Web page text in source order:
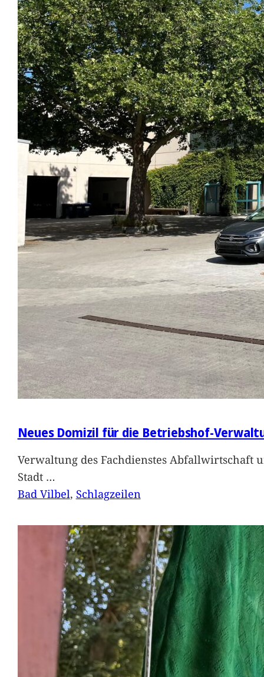
Neues Domizil für die Betriebshof-
Verwaltung des Fachdienstes Abfallwirtschaft
Stadt …
Bad Vilbel, Schlagzeilen